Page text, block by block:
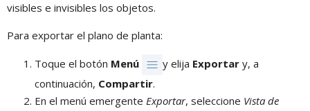
visibles e invisibles los objetos.
Para exportar el plano de planta:
Toque el botón Menú y elija Exportar y, a
continuación, Compartir.
En el menú emergente Exportar, seleccione Vista de